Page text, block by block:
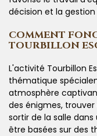
décision et la gestion
COMMENT
TOURBILLON
L'activité Tourbillon
thématique
atmosphère
des énigmes,
sortir de la salle
être basées sur des